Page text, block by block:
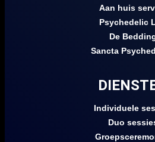
Aan huis
Psychedelic
De
Sancta
Individuele
Duo